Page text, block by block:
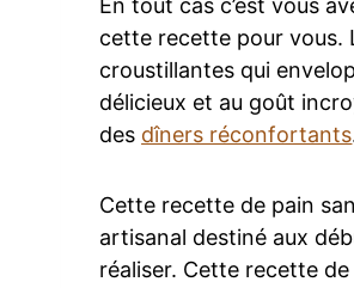
En tout cas c’est vous
cette recette pour vous.
croustillantes qui
délicieux et au goût
des dîners réconfortants
Cette recette de pain
artisanal destiné aux
réaliser. Cette recette